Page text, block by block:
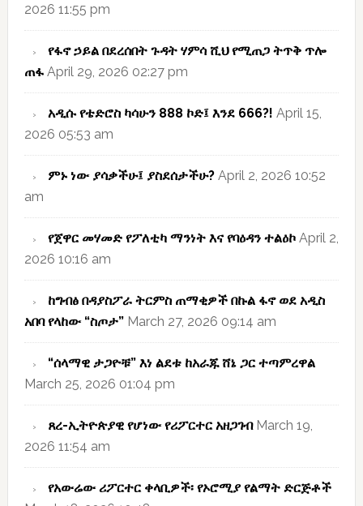
2026 11:55 pm
የፋኖ ኃይል በደረሰበት ጉዳት ሃምሳ ሺህ የሚጠጋ ትጥቅ ጥሎ
ጠፋ April 29, 2026 02:27 pm
አዲሱ የቴድሮስ ካሳሁን 888 ኮድ፤ እንደ 666?! April 15,
2026 05:53 am
ምኑ ነው ያሳቃችሁ፤ ያስደሰታችሁ? April 2, 2026 10:52
am
የጀዋር መሃመድ የፖለቲካ ማንነት እና የባዕዳን ተልዕኮ April 2,
2026 10:16 am
ከግብፅ በዳያስፖራ ትርምስ ጠማቂዎች በኩል ፋኖ ወደ አዲስ
አበባ የላከው “ስጦታ” March 27, 2026 09:14 am
“ሰላማዊ ታጋዮቹ” እነ ልደቱ ከአራጁ ሸኔ ጋር ተጣምረዋል
March 25, 2026 01:04 pm
ጸረ-ኢትዮጵያዊ የሆነው የሪፖርተር አዘጋገብ March 19,
2026 11:54 am
የአውሬው ሪፖርተር ቀላቢዎች፡ የኦሮሚያ የልማት ድርጅቶች